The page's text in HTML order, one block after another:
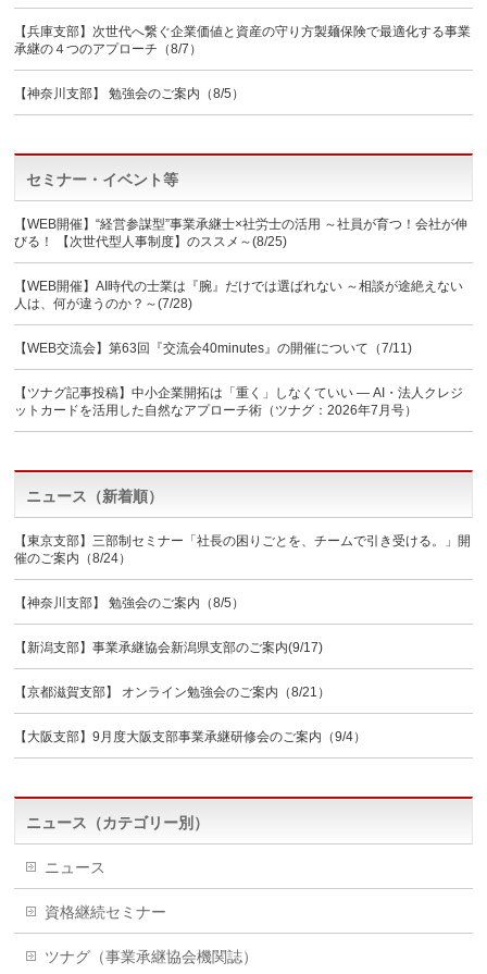
【兵庫支部】次世代へ繋ぐ企業価値と資産の守り方製麺保険で最適化する事業
承継の４つのアプローチ（8/7）
【神奈川支部】 勉強会のご案内（8/5）
セミナー・イベント等
【WEB開催】“経営参謀型”事業承継士×社労士の活用 ～社員が育つ！会社が伸
びる！ 【次世代型人事制度】のススメ～(8/25)
【WEB開催】AI時代の士業は『腕』だけでは選ばれない ～相談が途絶えない
人は、何が違うのか？～(7/28)
【WEB交流会】第63回『交流会40minutes』の開催について（7/11)
【ツナグ記事投稿】中小企業開拓は「重く」しなくていい ― AI・法人クレジ
ットカードを活用した自然なアプローチ術（ツナグ：2026年7月号）
ニュース（新着順）
【東京支部】三部制セミナー「社長の困りごとを、チームで引き受ける。」開
催のご案内（8/24）
【神奈川支部】 勉強会のご案内（8/5）
【新潟支部】事業承継協会新潟県支部のご案内(9/17)
【京都滋賀支部】 オンライン勉強会のご案内（8/21）
【大阪支部】9月度大阪支部事業承継研修会のご案内（9/4）
ニュース（カテゴリー別）
ニュース
資格継続セミナー
ツナグ（事業承継協会機関誌）